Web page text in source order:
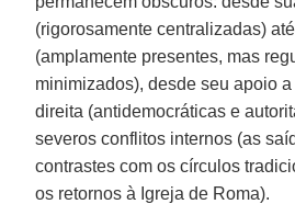
(rigorosamente centralizadas)
(amplamente presentes, mas
minimizados), desde seu apoio
direita (antidemocráticas e
severos conflitos internos (as
contrastes com os círculos
os retornos à Igreja de Roma).